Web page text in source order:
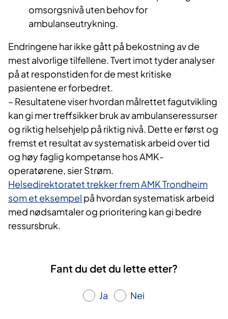
omsorgsnivå uten behov for
ambulanseutrykning.
Endringene har ikke gått på bekostning av de
mest alvorlige tilfellene. Tvert imot tyder analyser
på at responstiden for de mest kritiske
pasientene er forbedret.
– Resultatene viser hvordan målrettet fagutvikling
kan gi mer treffsikker bruk av ambulanseressurser
og riktig helsehjelp på riktig nivå. Dette er først og
fremst et resultat av systematisk arbeid over tid
og høy faglig kompetanse hos AMK-
operatørene, sier Strøm.
Helsedirektoratet trekker frem AMK Trondheim
som et eksempel på hvordan systematisk arbeid
med nødsamtaler og prioritering kan gi bedre
ressursbruk.
Fant du det du lette etter?
Ja Nei